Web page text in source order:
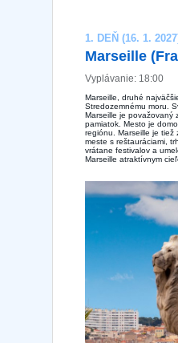
1. DEŇ (16. 1.
Marseille
Vyplávanie: 18:00
Marseille, druhé
Stredozemnému moru.
Marseille je považovaný
pamiatok. Mesto je
regiónu. Marseille je tiež
meste s reštauráciami,
vrátane festivalov a
Marseille atraktívnym